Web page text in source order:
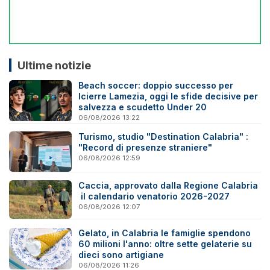
Ultime notizie
Beach soccer: doppio successo per
Icierre Lamezia, oggi le sfide decisive per
salvezza e scudetto Under 20
06/08/2026 13:22
Turismo, studio "Destination Calabria" :
"Record di presenze straniere"
06/08/2026 12:59
Caccia, approvato dalla Regione Calabria
il calendario venatorio 2026-2027
06/08/2026 12:07
Gelato, in Calabria le famiglie spendono
60 milioni l'anno: oltre sette gelaterie su
dieci sono artigiane
06/08/2026 11:26